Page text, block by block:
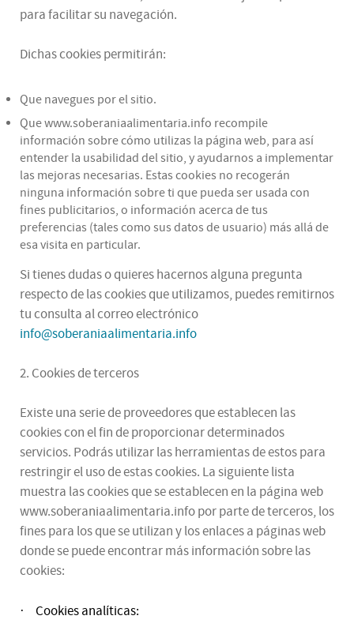
para facilitar su navegación.
Dichas cookies permitirán:
Que navegues por el sitio.
Que www.soberaniaalimentaria.info recompile
información sobre cómo utilizas la página web, para así
entender la usabilidad del sitio, y ayudarnos a implementar
las mejoras necesarias. Estas cookies no recogerán
ninguna información sobre ti que pueda ser usada con
fines publicitarios, o información acerca de tus
preferencias (tales como sus datos de usuario) más allá de
esa visita en particular.
Si tienes dudas o quieres hacernos alguna pregunta
respecto de las cookies que utilizamos, puedes remitirnos
tu consulta al correo electrónico
info@soberaniaalimentaria.info
2. Cookies de terceros
Existe una serie de proveedores que establecen las
cookies con el fin de proporcionar determinados
servicios. Podrás utilizar las herramientas de estos para
restringir el uso de estas cookies. La siguiente lista
muestra las cookies que se establecen en la página web
www.soberaniaalimentaria.info por parte de terceros, los
fines para los que se utilizan y los enlaces a páginas web
donde se puede encontrar más información sobre las
cookies:
· Cookies analíticas: